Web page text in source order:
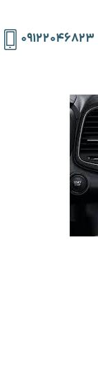
۰۹۱۲۲۰۴۶۸۲۳